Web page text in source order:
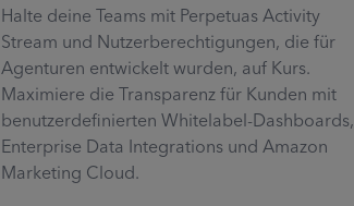
Halte deine Teams mit Perpetuas Activity
Stream und Nutzerberechtigungen, die für
Agenturen entwickelt wurden, auf Kurs.
Maximiere die Transparenz für Kunden mit
benutzerdefinierten Whitelabel-Dashboards,
Enterprise Data Integrations und Amazon
Marketing Cloud.